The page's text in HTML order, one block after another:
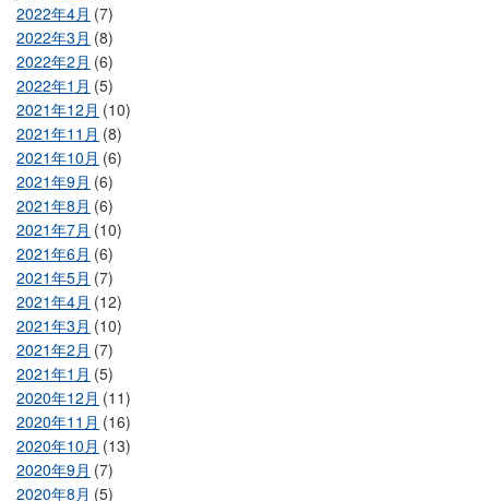
2022年4月 (7)
2022年3月 (8)
2022年2月 (6)
2022年1月 (5)
2021年12月 (10)
2021年11月 (8)
2021年10月 (6)
2021年9月 (6)
2021年8月 (6)
2021年7月 (10)
2021年6月 (6)
2021年5月 (7)
2021年4月 (12)
2021年3月 (10)
2021年2月 (7)
2021年1月 (5)
2020年12月 (11)
2020年11月 (16)
2020年10月 (13)
2020年9月 (7)
2020年8月 (5)